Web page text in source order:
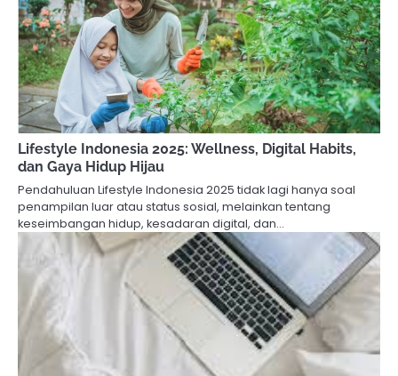
Lifestyle Indonesia 2025: Wellness, Digital Habits,
dan Gaya Hidup Hijau
Pendahuluan Lifestyle Indonesia 2025 tidak lagi hanya soal
penampilan luar atau status sosial, melainkan tentang
keseimbangan hidup, kesadaran digital, dan…